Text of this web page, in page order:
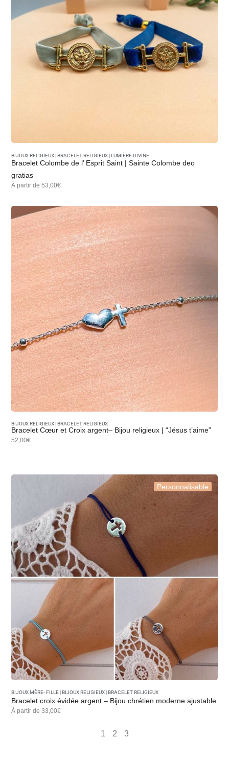
BIJOUX RELIGIEUX |BRACELET RELIGIEUX |LUMIÈRE DIVINE
Bracelet Colombe de l’ Esprit Saint | Sainte Colombe deo
gratias
À partir de 53,00€
BIJOUX RELIGIEUX BRACELET RELIGIEUX
Bracelet Cœur et Croix argent– Bijou religieux | “Jésus t’aime”
52,00€
Personnalisable
BIJOUX MÈRE- FILLE |BIJOUX RELIGIEUX |BRACELET RELIGIEUX
Bracelet croix évidée argent – Bijou chrétien moderne ajustable
À partir de 33,00€
1 2 3